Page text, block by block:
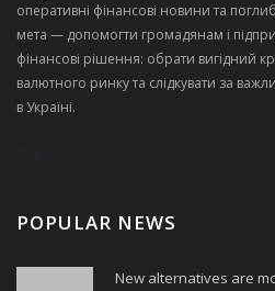
оперативні фінансові новини та
мета — допомогти громадянам і
фінансові рішення: обрати вигідний
валютного ринку та слідкувати за
в Україні.
POPULAR NEWS
New alternatives are